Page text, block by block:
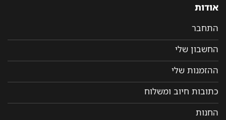
אודות
התחבר
החשבון שלי
ההזמנות שלי
כתובות חיוב ומשלוח
החנות